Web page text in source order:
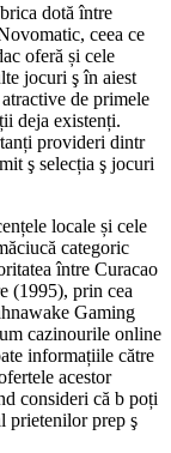
dotă între
ceea ce
oferă și cele
jocuri ş în aiest
de primele
deja existenți.
provideri dintr
ş selecția ş jocuri
locale și cele
categoric
între Curacao
(1995), prin cea
Gaming
cazinourile online
informațiile către
acestor
consideri că b poți
prietenilor prep ş